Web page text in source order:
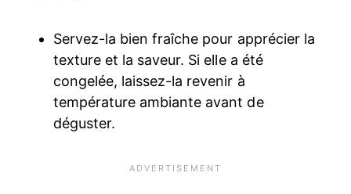
Servez-la bien fraîche pour apprécier la
texture et la saveur. Si elle a été
congelée, laissez-la revenir à
température ambiante avant de
déguster.